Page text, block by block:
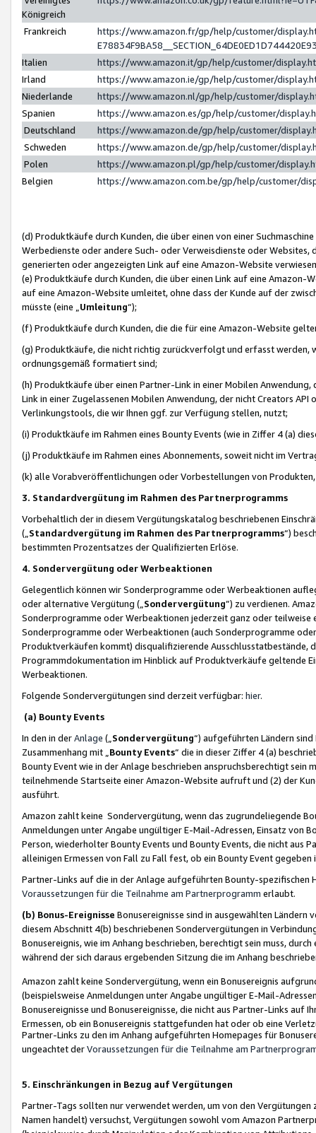
Königreich
Frankreich
https://www.amazon.fr/gp/help/customer/
Italien
https://www.amazon.it/gp/help/customer/
Irland
https://www.amazon.ie/gp/help/customer/
Niederlande
https://www.amazon.nl/gp/help/customer/
Spanien
https://www.amazon.es/gp/help/customer/
Deutschland
https://www.amazon.de/gp/help/customer/
Schweden
https://www.amazon.de/gp/help/customer/
Polen
https://www.amazon.pl/gp/help/customer/
Belgien
https://www.amazon.com.be/gp/help/customer/
(d) Produktkäufe durch Kunden, die über einen von einer
Werbedienste oder andere Such- oder Verweisdienste oder Websites,
generierten oder angezeigten Link auf eine Amazon-Website
(e) Produktkäufe durch Kunden, die über einen Link auf eine
auf eine Amazon-Website umleitet, ohne dass der Kunde auf der
müsste (eine „ Umleitung“);
(f) Produktkäufe durch Kunden, die die für eine Amazon-Website
(g) Produktkäufe, die nicht richtig zurückverfolgt und erfasst werden,
ordnungsgemäß formatiert sind;
(h) Produktkäufe über einen Partner-Link in einer Mobilen
Link in einer Zugelassenen Mobilen Anwendung, der nicht Creators
Verlinkungstools, die wir Ihnen ggf. zur Verfügung stellen, nutzt;
(i) Produktkäufe im Rahmen eines Bounty Events (wie in Ziffer 4 (a)
(j) Produktkäufe im Rahmen eines Abonnements, soweit nicht im
(k) alle Vorabveröffentlichungen oder Vorbestellungen von
3. Standardvergütung im Rahmen des Partnerprogramms
Vorbehaltlich der in diesem Vergütungskatalog beschriebenen
(„ Standardvergütung im Rahmen des Partnerprogramms“)
bestimmten Prozentsatzes der Qualifizierten Erlöse.
4. Sondervergütung oder Werbeaktionen
Gelegentlich können wir Sonderprogramme oder Werbeaktionen
oder alternative Vergütung („ Sondervergütung”) zu verdienen.
Sonderprogramme oder Werbeaktionen jederzeit ganz oder
Sonderprogramme oder Werbeaktionen (auch Sonderprogramme
Produktverkäufen kommt) disqualifizierende Ausschlusstatbestände,
Programmdokumentation im Hinblick auf Produktverkäufe geltende
Werbeaktionen.
Folgende Sondervergütungen sind derzeit verfügbar: hier.
(a) Bounty Events
In den in derAnlage („ Sondervergütung“) aufgeführten Ländern
Zusammenhang mit „ Bounty Events“ die in dieser Ziffer 4 (a)
Bounty Event wie in der Anlage beschrieben anspruchsberechtigt sein
teilnehmende Startseite einer Amazon-Website aufruft und (2) der
ausführt.
Amazon zahlt keine Sondervergütung, wenn das zugrundeliegende
Anmeldungen unter Angabe ungültiger E-Mail-Adressen, Einsatz von
Person, wiederholter Bounty Events und Bounty Events, die nicht
alleinigen Ermessen von Fall zu Fall fest, ob ein Bounty Event
Partner-Links auf die in der Anlage aufgeführten Bounty-spezifischen
Voraussetzungen für die Teilnahme am Partnerprogramm erlaubt.
(b) Bonus-Ereignisse Bonusereignisse sind in ausgewählten Ländern
diesem Abschnitt 4(b) beschriebenen Sondervergütungen in
Bonusereignis, wie im Anhang beschrieben, berechtigt sein muss,
während der sich daraus ergebenden Sitzung die im Anhang
Amazon zahlt keine Sondervergütung, wenn ein Bonusereignis
(beispielsweise Anmeldungen unter Angabe ungültiger E-Mail-
Bonusereignisse und Bonusereignisse, die nicht aus Partner-Links auf
Ermessen, ob ein Bonusereignis stattgefunden hat oder ob eine
Partner-Links zu den im Anhang aufgeführten Homepages für
ungeachtet derVoraussetzungen für die Teilnahme am
5. Einschränkungen in Bezug auf Vergütungen
Partner-Tags sollten nur verwendet werden, um von den
Namen handelt) versuchst, Vergütungen sowohl vom Amazon